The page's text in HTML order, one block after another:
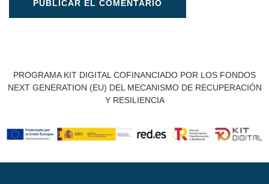
PROGRAMA KIT DIGITAL COFINANCIADO POR LOS FONDOS
NEXT GENERATION (EU) DEL MECANISMO DE RECUPERACIÓN
Y RESILIENCIA